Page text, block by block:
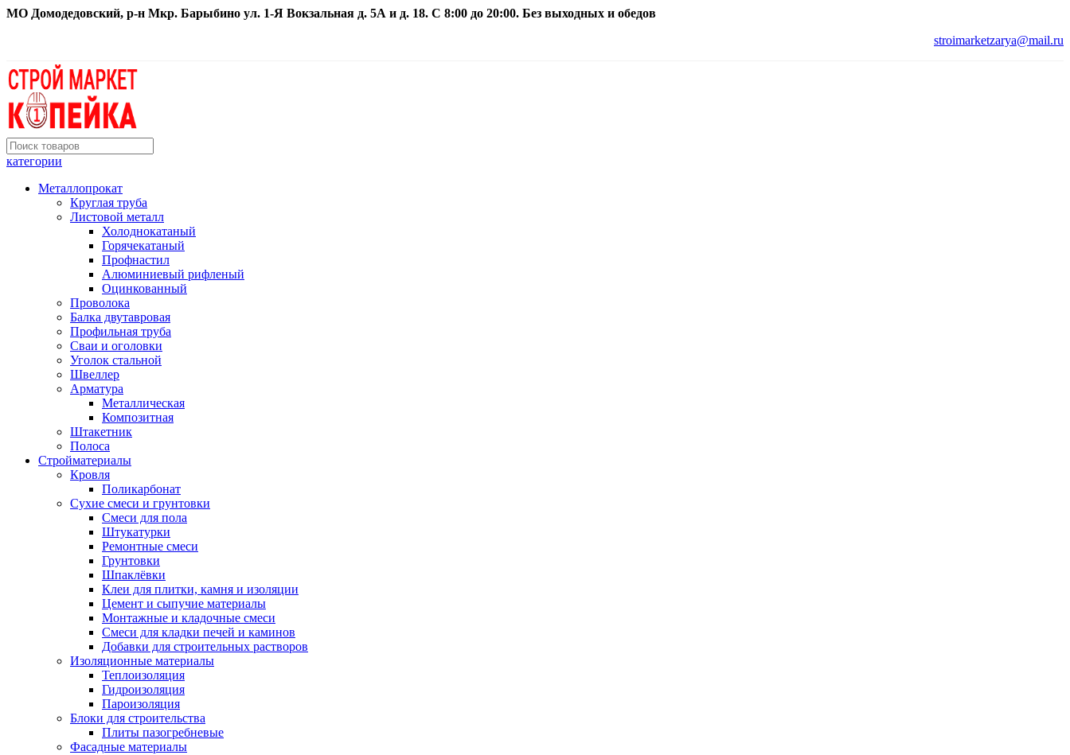
МО Домодедовский, р-н Мкр. Барыбино ул. 1-Я Вокзальная д. 5А и д. 18. С 8:00 до 20:00. Без выходных и обедов
stroimarketzarya@mail.ru
категории
Металлопрокат
Круглая труба
Листовой металл
Холоднокатаный
Горячекатаный
Профнастил
Алюминиевый рифленый
Оцинкованный
Проволока
Балка двутавровая
Профильная труба
Сваи и оголовки
Уголок стальной
Швеллер
Арматура
Металлическая
Композитная
Штакетник
Полоса
Стройматериалы
Кровля
Поликарбонат
Сухие смеси и грунтовки
Смеси для пола
Штукатурки
Ремонтные смеси
Грунтовки
Шпаклёвки
Клеи для плитки, камня и изоляции
Цемент и сыпучие материалы
Монтажные и кладочные смеси
Смеси для кладки печей и каминов
Добавки для строительных растворов
Изоляционные материалы
Теплоизоляция
Гидроизоляция
Пароизоляция
Блоки для строительства
Плиты пазогребневые
Фасадные материалы